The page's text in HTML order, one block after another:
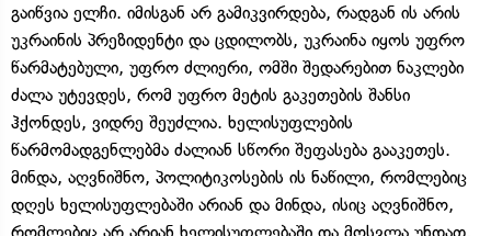
გაიწვია ელჩი. იმისგან არ გამიკვირდება, რადგან ის არის
უკრაინის პრეზიდენტი და ცდილობს, უკრაინა იყოს უფრო
წარმატებული, უფრო ძლიერი, ომში შედარებით ნაკლები
ძალა უტევდეს, რომ უფრო მეტის გაკეთების შანსი
ჰქონდეს, ვიდრე შეუძლია. ხელისუფლების
წარმომადგენლებმა ძალიან სწორი შეფასება გააკეთეს.
მინდა, აღვნიშნო, პოლიტიკოსების ის ნაწილი, რომლებიც
დღეს ხელისუფლებაში არიან და მინდა, ისიც აღვნიშნო,